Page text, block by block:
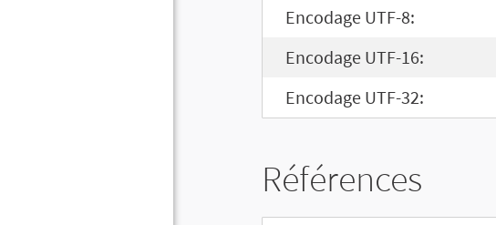
Encodage UTF-8:
Encodage UTF-16:
Encodage UTF-32:
Références